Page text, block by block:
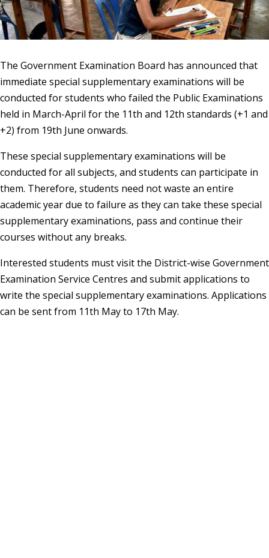
The Government Examination Board has announced that
immediate special supplementary examinations will be
conducted for students who failed the Public Examinations
held in March-April for the 11th and 12th standards (+1 and
+2) from 19th June onwards.
These special supplementary examinations will be
conducted for all subjects, and students can participate in
them. Therefore, students need not waste an entire
academic year due to failure as they can take these special
supplementary examinations, pass and continue their
courses without any breaks.
Interested students must visit the District-wise Government
Examination Service Centres and submit applications to
write the special supplementary examinations. Applications
can be sent from 11th May to 17th May.